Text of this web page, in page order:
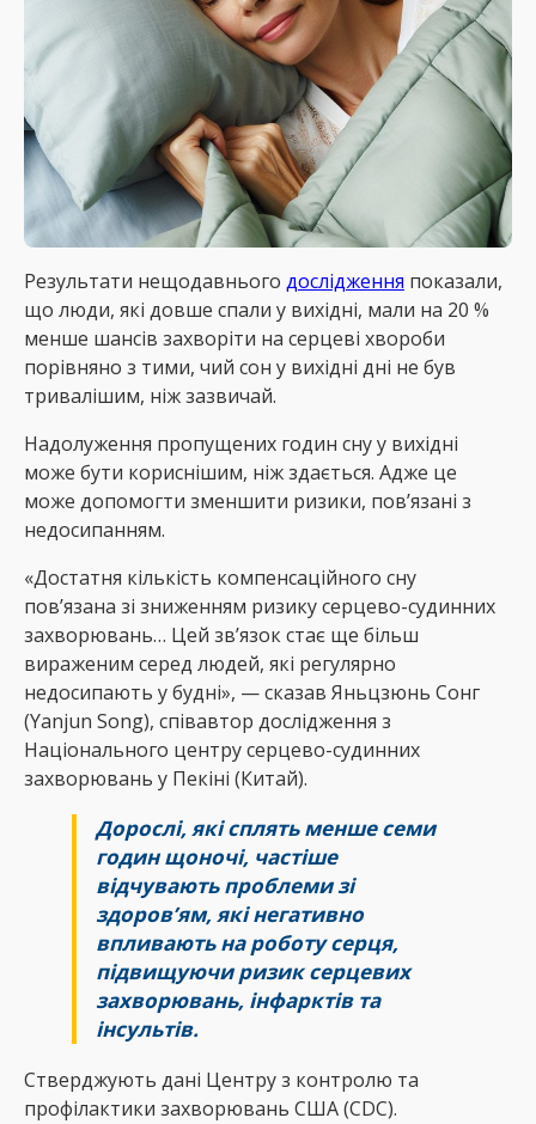
Результати нещодавнього дослідження показали,
що люди, які довше спали у вихідні, мали на 20 %
менше шансів захворіти на серцеві хвороби
порівняно з тими, чий сон у вихідні дні не був
тривалішим, ніж зазвичай.
Надолуження пропущених годин сну у вихідні
може бути кориснішим, ніж здається. Адже це
може допомогти зменшити ризики, пов’язані з
недосипанням.
«Достатня кількість компенсаційного сну
пов’язана зі зниженням ризику серцево-судинних
захворювань… Цей зв’язок стає ще більш
вираженим серед людей, які регулярно
недосипають у будні», — сказав Яньцзюнь Сонг
(Yanjun Song), співавтор дослідження з
Національного центру серцево-судинних
захворювань у Пекіні (Китай).
Дорослі, які сплять менше семи
годин щоночі, частіше
відчувають проблеми зі
здоров’ям, які негативно
впливають на роботу серця,
підвищуючи ризик серцевих
захворювань, інфарктів та
інсультів.
Стверджують дані Центру з контролю та
профілактики захворювань США (CDC).